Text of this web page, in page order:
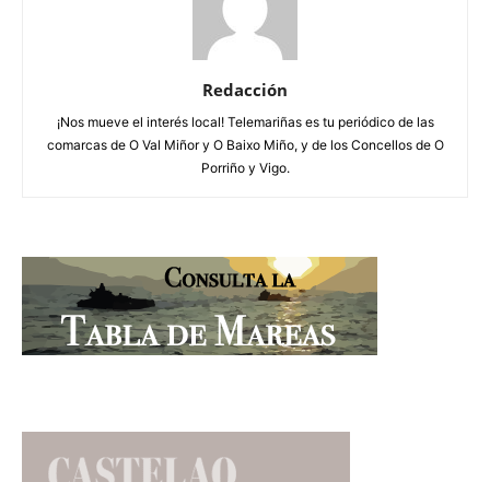
Redacción
¡Nos mueve el interés local! Telemariñas es tu periódico de las
comarcas de O Val Miñor y O Baixo Miño, y de los Concellos de O
Porriño y Vigo.